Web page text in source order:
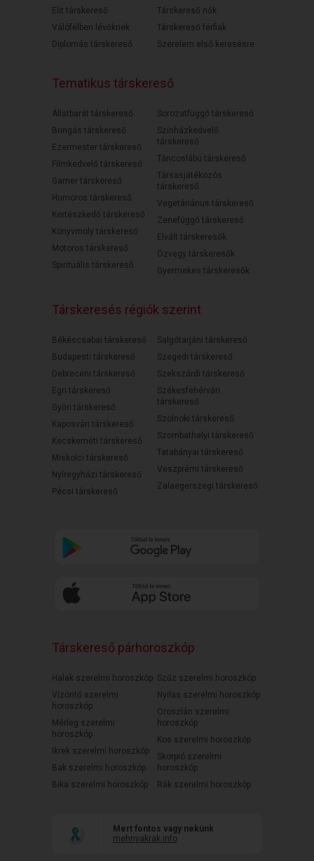
Elit társkereső
Válófélben lévőknek
Diplomás társkereső
Társkereső nők
Társkereső férfiak
Szerelem első keresésre
Tematikus társkereső
Állatbarát társkereső
Bringás társkereső
Ezermester társkereső
Filmkedvelő társkereső
Gamer társkereső
Humoros társkereső
Kertészkedő társkereső
Könyvmoly társkereső
Motoros társkereső
Spirituális társkereső
Sorozatfüggő társkereső
Színházkedvelő
társkereső
Táncoslábú társkereső
Társasjátékozós
társkereső
Vegetáriánus társkereső
Zenefüggő társkereső
Elvált társkeresők
Özvegy társkeresők
Gyermekes társkeresők
Társkeresés régiók szerint
Békéscsabai társkereső
Budapesti társkereső
Debreceni társkereső
Egri társkereső
Győri társkereső
Kaposvári társkereső
Kecskeméti társkereső
Miskolci társkereső
Nyíregyházi társkereső
Pécsi társkereső
Salgótarjáni társkereső
Szegedi társkereső
Szekszárdi társkereső
Székesfehérvári
társkereső
Szolnoki társkereső
Szombathelyi társkereső
Tatabányai társkereső
Veszprémi társkereső
Zalaegerszegi társkereső
Társkereső párhoroszkóp
Halak szerelmi horoszkóp
Vízöntő szerelmi
horoszkóp
Mérleg szerelmi
horoszkóp
Ikrek szerelmi horoszkóp
Bak szerelmi horoszkóp
Bika szerelmi horoszkóp
Szűz szerelmi horoszkóp
Nyilas szerelmi horoszkóp
Oroszlán szerelmi
horoszkóp
Kos szerelmi horoszkóp
Skorpió szerelmi
horoszkóp
Rák szerelmi horoszkóp
Mert fontos vagy nekünk
mehnyakrak.info